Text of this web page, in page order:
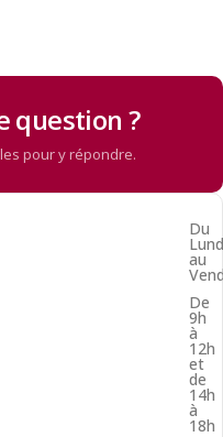
question ?
pour y répondre.
Du
au
De
9h
à
12h
et
de
14h
à
18h